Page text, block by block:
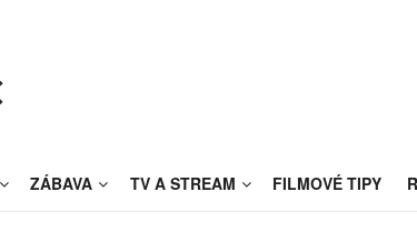
ZÁBAVA TV A STREAM FILMOVÉ TIPY